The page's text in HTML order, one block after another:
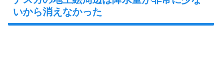
いから消えなかった